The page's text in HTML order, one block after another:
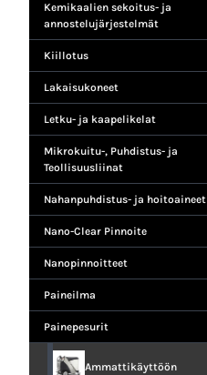
Kemikaalien sekoitus- ja
annostelujärjestelmät
Kiillotus
Lakaisukoneet
Letku- ja kaapelikelat
Mikrokuitu-, Puhdistus- ja
Teollisuusliinat
Nahanpuhdistus- ja hoitoaineet
Nano-Clear Pinnoite
Nanopinnoitteet
Paineilma
Painepesurit
Ammattikäyttöön